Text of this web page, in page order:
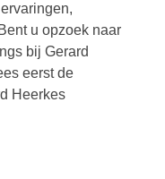
u opzoek naar
bij Gerard
eerst de
Heerkes